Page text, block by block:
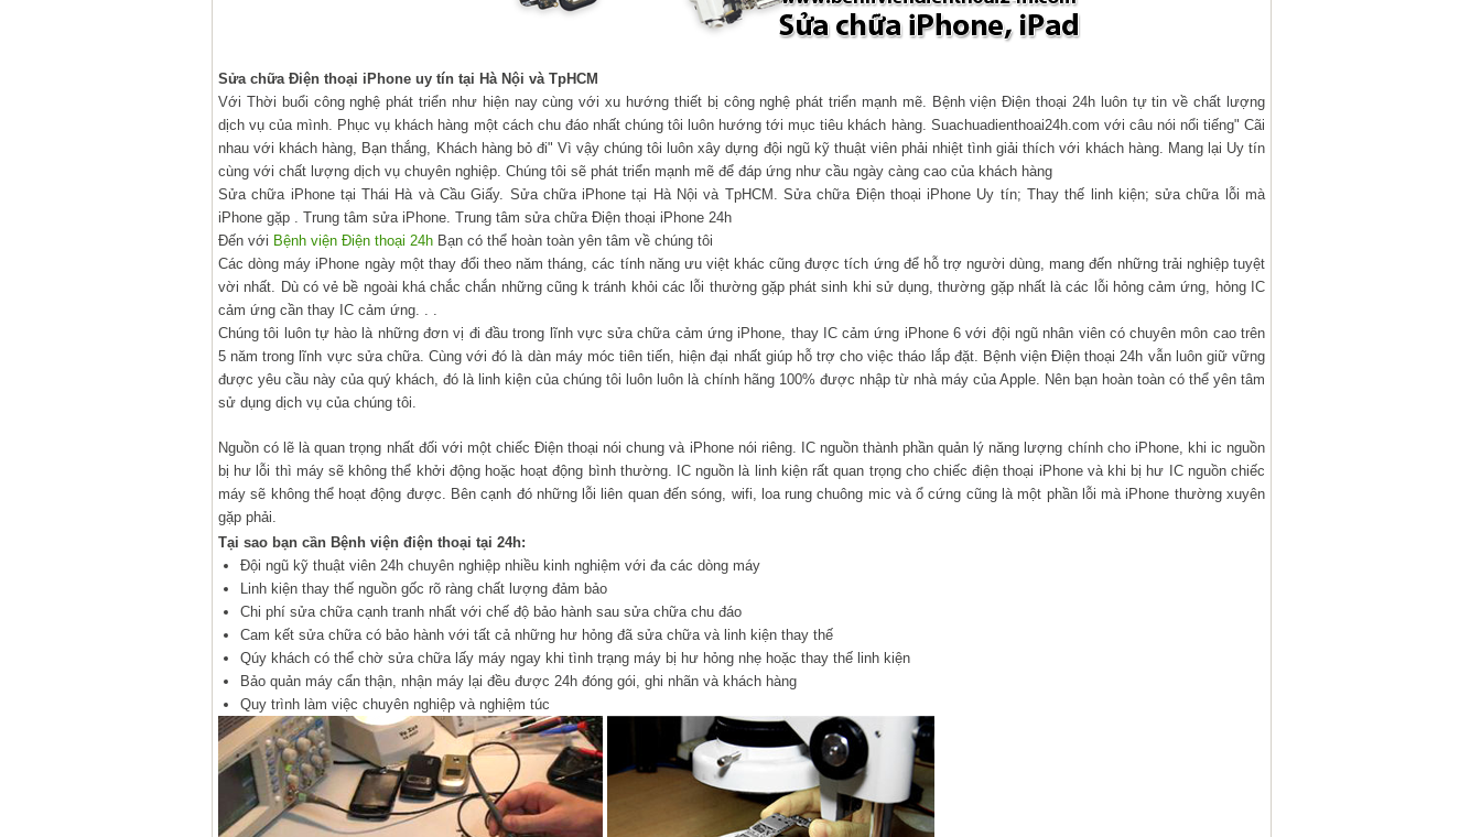
Sửa chữa Điện thoại iPhone uy tín tại Hà Nội và TpHCM
Với Thời buổi công nghệ phát triển như hiện nay cùng với xu hướng thiết bị công nghệ phát triển mạnh mẽ. Bệnh viện Điện thoại 24h luôn tự tin về chất lượng
dịch vụ của mình. Phục vụ khách hàng một cách chu đáo nhất chúng tôi luôn hướng tới mục tiêu khách hàng. Suachuadienthoai24h.com với câu nói nổi tiếng" Cãi
nhau với khách hàng, Bạn thắng, Khách hàng bỏ đi" Vì vậy chúng tôi luôn xây dựng đội ngũ kỹ thuật viên phải nhiệt tình giải thích với khách hàng. Mang lại Uy tín
cùng với chất lượng dịch vụ chuyên nghiệp. Chúng tôi sẽ phát triển mạnh mẽ để đáp ứng như cầu ngày càng cao của khách hàng
Sửa chữa iPhone tại Thái Hà và Cầu Giấy. Sửa chữa iPhone tại Hà Nội và TpHCM. Sửa chữa Điện thoại iPhone Uy tín; Thay thế linh kiện; sửa chữa lỗi mà
iPhone gặp . Trung tâm sửa iPhone. Trung tâm sửa chữa Điện thoại iPhone 24h
Đến với Bệnh viện Điện thoại 24h Bạn có thể hoàn toàn yên tâm về chúng tôi
Các dòng máy iPhone ngày một thay đổi theo năm tháng, các tính năng ưu việt khác cũng được tích ứng để hỗ trợ người dùng, mang đến những trải nghiệp tuyệt
vời nhất. Dù có vẻ bề ngoài khá chắc chắn những cũng k tránh khỏi các lỗi thường gặp phát sinh khi sử dụng, thường gặp nhất là các lỗi hỏng cảm ứng, hỏng IC
cảm ứng cần thay IC cảm ứng. . .
Chúng tôi luôn tự hào là những đơn vị đi đầu trong lĩnh vực sửa chữa cảm ứng iPhone, thay IC cảm ứng iPhone 6 với đội ngũ nhân viên có chuyên môn cao trên
5 năm trong lĩnh vực sửa chữa. Cùng với đó là dàn máy móc tiên tiến, hiện đại nhất giúp hỗ trợ cho việc tháo lắp đặt. Bệnh viện Điện thoại 24h vẫn luôn giữ vững
được yêu cầu này của quý khách, đó là linh kiện của chúng tôi luôn luôn là chính hãng 100% được nhập từ nhà máy của Apple. Nên bạn hoàn toàn có thể yên tâm
sử dụng dịch vụ của chúng tôi.
Nguồn có lẽ là quan trọng nhất đối với một chiếc Điện thoại nói chung và iPhone nói riêng. IC nguồn thành phần quản lý năng lượng chính cho iPhone, khi ic nguồn
bị hư lỗi thì máy sẽ không thể khởi động hoặc hoạt động bình thường. IC nguồn là linh kiện rất quan trọng cho chiếc điện thoại iPhone và khi bị hư IC nguồn chiếc
máy sẽ không thể hoạt động được. Bên cạnh đó những lỗi liên quan đến sóng, wifi, loa rung chuông mic và ổ cứng cũng là một phần lỗi mà iPhone thường xuyên
gặp phải.
Tại sao bạn cần Bệnh viện điện thoại tại 24h:
Đội ngũ kỹ thuật viên 24h chuyên nghiệp nhiều kinh nghiệm với đa các dòng máy
Linh kiện thay thế nguồn gốc rõ ràng chất lượng đảm bảo
Chi phí sửa chữa cạnh tranh nhất với chế độ bảo hành sau sửa chữa chu đáo
Cam kết sửa chữa có bảo hành với tất cả những hư hỏng đã sửa chữa và linh kiện thay thế
Qúy khách có thể chờ sửa chữa lấy máy ngay khi tình trạng máy bị hư hỏng nhẹ hoặc thay thế linh kiện
Bảo quản máy cẩn thận, nhận máy lại đều được 24h đóng gói, ghi nhãn và khách hàng
Quy trình làm việc chuyên nghiệp và nghiệm túc